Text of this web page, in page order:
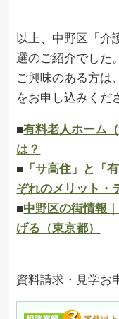
以上、中野区「介
選のご紹介でした。
ご興味のある方は
をお申し込みくだ
■有料老人ホーム
は？
■ 「サ高住」と「
ぞれのメリット・
■中野区の街情報
げる（東京都）
資料請求・見学お